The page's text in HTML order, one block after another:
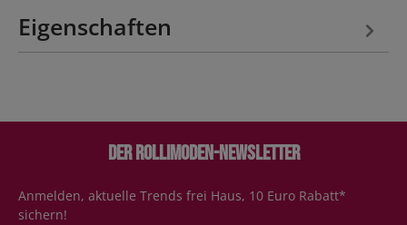
Eigenschaften
Der Rollimoden-Newsletter
Anmelden, aktuelle Trends frei Haus, 10 Euro Rabatt*
sichern!